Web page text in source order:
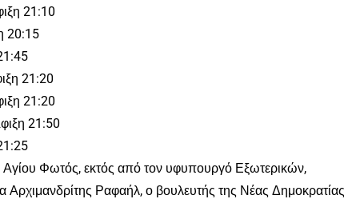
21:10
20:15
21:20
21:20
21:50
Αγίου Φωτός, εκτός από τον υφυπουργό Εξωτερικών,
Ραφαήλ, ο βουλευτής της Νέας Δημοκρατίας